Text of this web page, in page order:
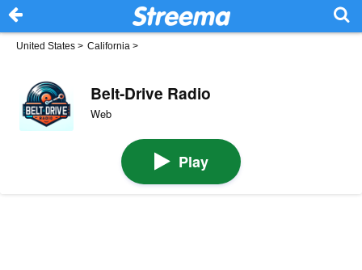
United States > California >
Belt-Drive Radio
Web
Play